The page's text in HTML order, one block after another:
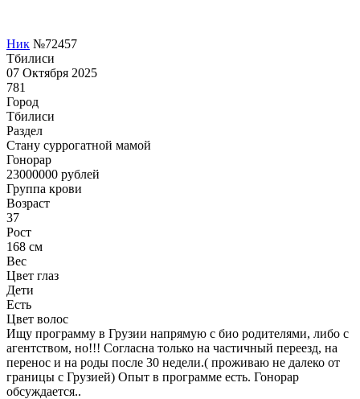
Ник №72457
Тбилиси
07 Октября 2025
781
Город
Тбилиси
Раздел
Cтану суррогатной мамой
Гонoрар
23000000 рублей
Группа крови
Возраст
37
Рост
168 см
Вес
Цвет глаз
Дети
Есть
Цвет волос
Ищу программу в Грузии напрямую с био родителями, либо с
агентством, но!!! Согласна только на частичный переезд, на
перенос и на роды после 30 недели.( проживаю не далеко от
границы с Грузией) Опыт в программе есть. Гонорар
обсуждается..